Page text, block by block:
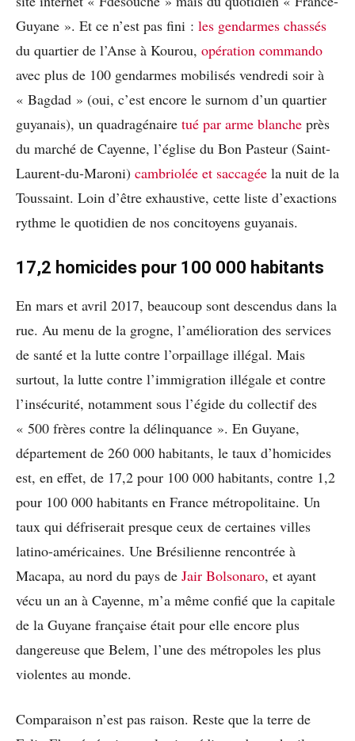
Guyane ». Et ce n’est pas fini : les gendarmes chassés
du quartier de l’Anse à Kourou, opération commando
avec plus de 100 gendarmes mobilisés vendredi soir à
« Bagdad » (oui, c’est encore le surnom d’un quartier
guyanais), un quadragénaire tué par arme blanche près
du marché de Cayenne, l’église du Bon Pasteur (Saint-
Laurent-du-Maroni) cambriolée et saccagée la nuit de la
Toussaint. Loin d’être exhaustive, cette liste d’exactions
rythme le quotidien de nos concitoyens guyanais.
17,2 homicides pour 100 000 habitants
En mars et avril 2017, beaucoup sont descendus dans la
rue. Au menu de la grogne, l’amélioration des services
de santé et la lutte contre l’orpaillage illégal. Mais
surtout, la lutte contre l’immigration illégale et contre
l’insécurité, notamment sous l’égide du collectif des
« 500 frères contre la délinquance ». En Guyane,
département de 260 000 habitants, le taux d’homicides
est, en effet, de 17,2 pour 100 000 habitants, contre 1,2
pour 100 000 habitants en France métropolitaine. Un
taux qui défriserait presque ceux de certaines villes
latino-américaines. Une Brésilienne rencontrée à
Macapa, au nord du pays de Jair Bolsonaro, et ayant
vécu un an à Cayenne, m’a même confié que la capitale
de la Guyane française était pour elle encore plus
dangereuse que Belem, l’une des métropoles les plus
violentes au monde.
Comparaison n’est pas raison. Reste que la terre de